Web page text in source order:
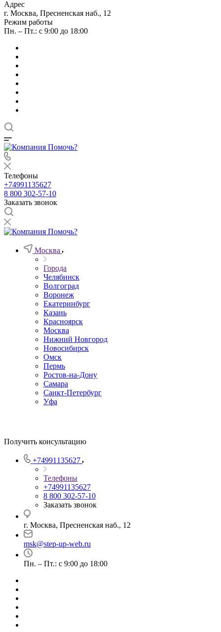
Адрес
г. Москва, Пресненская наб., 12
Режим работы
Пн. – Пт.: с 9:00 до 18:00
Телефоны
+74991135627
8 800 302-57-10
Заказать звонок
Москва
Города
Челябинск
Волгоград
Воронеж
Екатеринбург
Казань
Красноярск
Москва
Нижний Новгород
Новосибирск
Омск
Пермь
Ростов-на-Дону
Самара
Санкт-Петербург
Уфа
Получить консультацию
+74991135627
Телефоны
+74991135627
8 800 302-57-10
Заказать звонок
г. Москва, Пресненская наб., 12
msk@step-up-web.ru
Пн. – Пт.: с 9:00 до 18:00